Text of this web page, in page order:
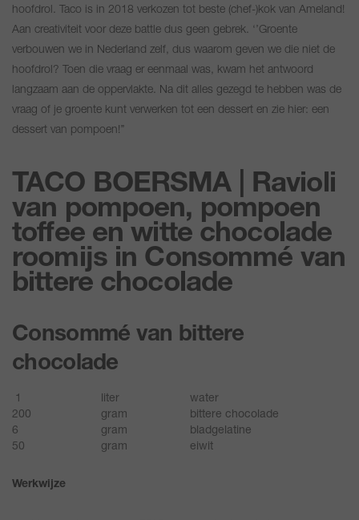
hoofdrol. Taco is in 2018 verkozen tot beste (chef-)kok van Ameland!
Aan creativiteit voor deze battle dus geen gebrek. ‘’Groente
verbouwen we in Nederland zelf, dus waarom geven we die niet de
hoofdrol? Toen die vraag er eenmaal was, kwam het antwoord
langzaam aan de oppervlakte. Na dit alles gezegd te hebben was de
vraag of je groente kunt verwerken tot een dessert en zie hier: een
dessert van pompoen!’’
TACO BOERSMA | Ravioli
van pompoen, pompoen
toffee en witte chocolade
roomijs in Consommé van
bittere chocolade
Consommé van bittere
chocolade
1 liter
water
200
gram
bittere chocolade
6
gram
bladgelatine
50
gram eiwit
Werkwijze